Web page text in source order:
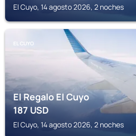
El Cuyo, 14 agosto 2026, 2 noches
EL CUYO
El Regalo El Cuyo
187USD
El Cuyo, 14 agosto 2026, 2 noches